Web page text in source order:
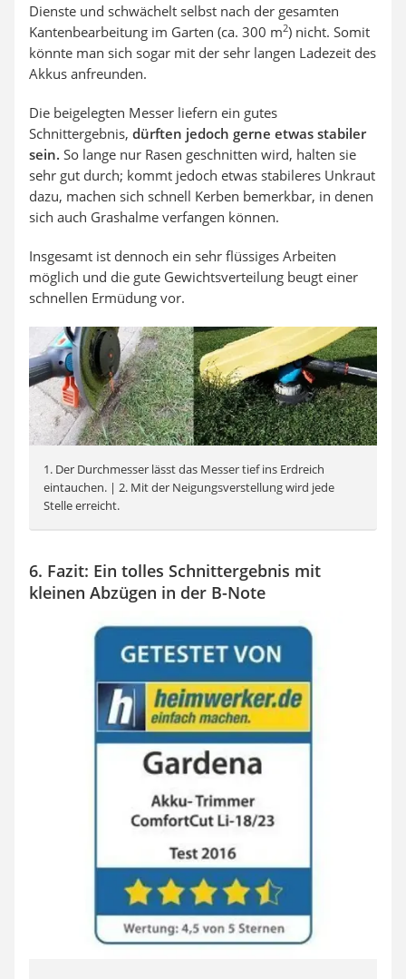
Dienste und schwächelt selbst nach der gesamten
Kantenbearbeitung im Garten (ca. 300 m2) nicht. Somit
könnte man sich sogar mit der sehr langen Ladezeit des
Akkus anfreunden.
Die beigelegten Messer liefern ein gutes
Schnittergebnis, dürften jedoch gerne etwas stabiler
sein. So lange nur Rasen geschnitten wird, halten sie
sehr gut durch; kommt jedoch etwas stabileres Unkraut
dazu, machen sich schnell Kerben bemerkbar, in denen
sich auch Grashalme verfangen können.
Insgesamt ist dennoch ein sehr flüssiges Arbeiten
möglich und die gute Gewichtsverteilung beugt einer
schnellen Ermüdung vor.
1. Der Durchmesser lässt das Messer tief ins Erdreich
eintauchen. | 2. Mit der Neigungsverstellung wird jede
Stelle erreicht.
6. Fazit: Ein tolles Schnittergebnis mit
kleinen Abzügen in der B-Note